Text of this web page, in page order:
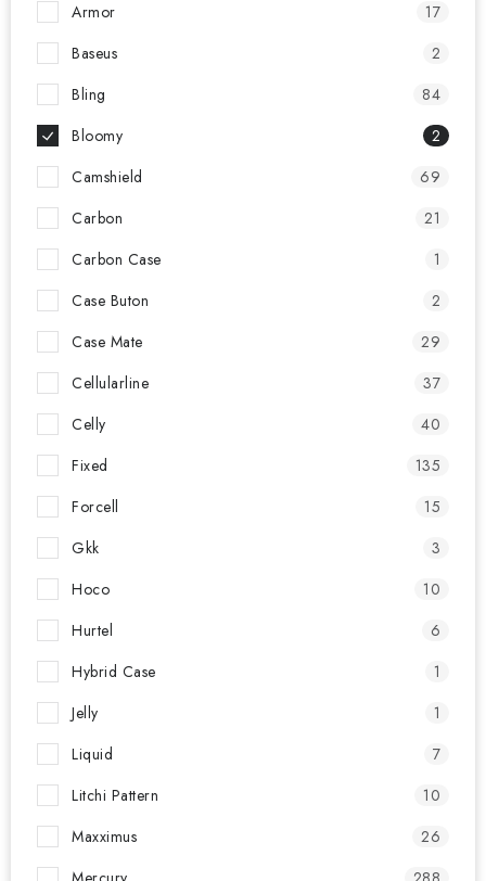
Armor
17
Baseus
2
Bling
84
Bloomy
2
Camshield
69
Carbon
21
Carbon Case
1
Case Buton
2
Case Mate
29
Cellularline
37
Celly
40
Fixed
135
Forcell
15
Gkk
3
Hoco
10
Hurtel
6
Hybrid Case
1
Jelly
1
Liquid
7
Litchi Pattern
10
Maxximus
26